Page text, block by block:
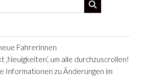
Fahrerinnen
‚Neuigkeiten‘, um alle durchzuscrollen!
Informationen zu Änderungen im